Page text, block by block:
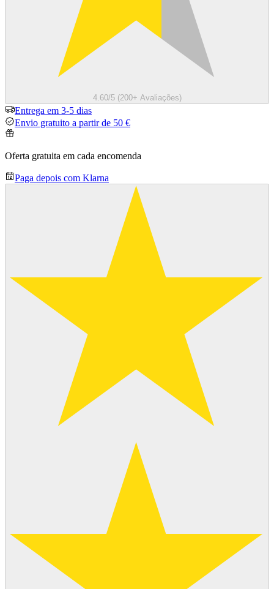
4.60/5 (200+ Avaliações)
Entrega em 3-5 dias
Envio gratuito a partir de 50 €
Oferta gratuita em cada encomenda
Paga depois com Klarna